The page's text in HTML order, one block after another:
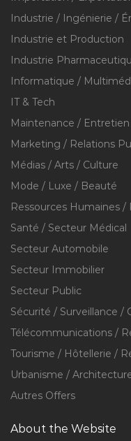
Industrie / Ingénierie /
Industrie et Production
Industrie
Informatique /
IT & Tech
Maintenance / Entretien
Marketing / Relations
Médias / Arts / Culture
Mode / Luxe / Beauté
Ressources Humaines
Santé / Secteur Médical
Secteur Automobile
Secteur Immobilier
Secteur Public
Sécurité / Surveillance /
Télécommunications /
Tourisme / Hôtellerie /
Urbanisme /
Autres Offers
About the Website